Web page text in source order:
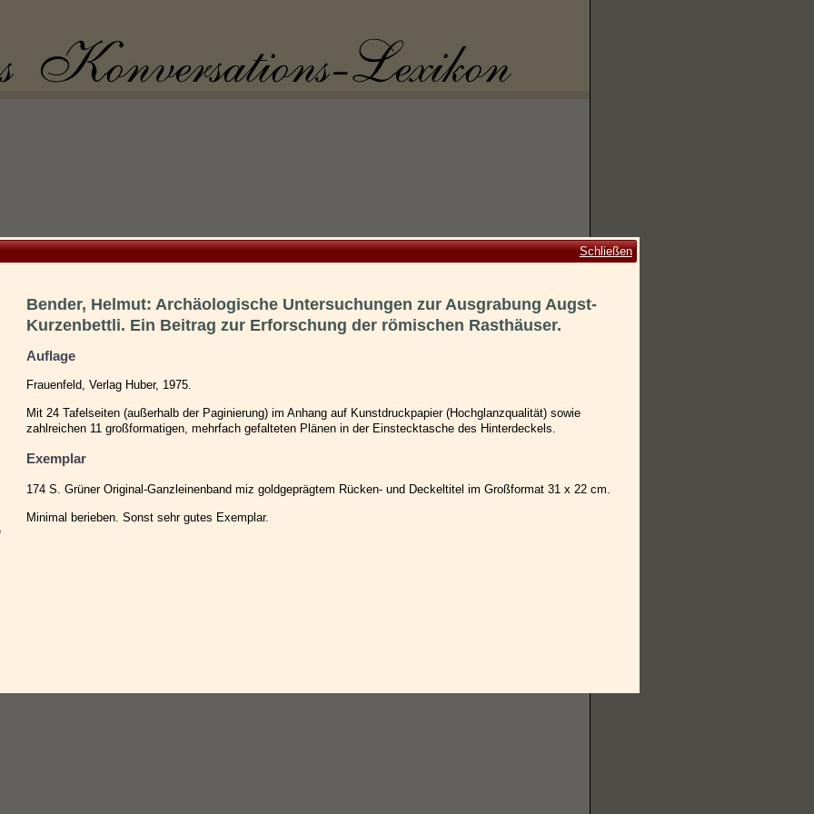
Schließen
Bender, Helmut: Archäologische Untersuchungen zur Ausgrabung Augst-
Kurzenbettli. Ein Beitrag zur Erforschung der römischen Rasthäuser.
Auflage
Frauenfeld, Verlag Huber, 1975.
Mit 24 Tafelseiten (außerhalb der Paginierung) im Anhang auf Kunstdruckpapier (Hochglanzqualität) sowie
zahlreichen 11 großformatigen, mehrfach gefalteten Plänen in der Einstecktasche des Hinterdeckels.
Exemplar
174 S. Grüner Original-Ganzleinenband miz goldgeprägtem Rücken- und Deckeltitel im Großformat 31 x 22 cm.
Minimal berieben. Sonst sehr gutes Exemplar.